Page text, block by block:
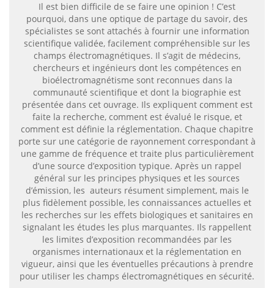
Il est bien difficile de se faire une opinion ! C’est
pourquoi, dans une optique de partage du savoir, des
spécialistes se sont attachés à fournir une information
scientifique validée, facilement compréhensible sur les
champs électromagnétiques. Il s’agit de médecins,
chercheurs et ingénieurs dont les compétences en
bioélectromagnétisme sont reconnues dans la
communauté scientifique et dont la biographie est
présentée dans cet ouvrage. Ils expliquent comment est
faite la recherche, comment est évalué le risque, et
comment est définie la réglementation. Chaque chapitre
porte sur une catégorie de rayonnement correspondant à
une gamme de fréquence et traite plus particulièrement
d’une source d’exposition typique. Après un rappel
général sur les principes physiques et les sources
d’émission, les auteurs résument simplement, mais le
plus fidèlement possible, les connaissances actuelles et
les recherches sur les effets biologiques et sanitaires en
signalant les études les plus marquantes. Ils rappellent
les limites d’exposition recommandées par les
organismes internationaux et la réglementation en
vigueur, ainsi que les éventuelles précautions à prendre
pour utiliser les champs électromagnétiques en sécurité.